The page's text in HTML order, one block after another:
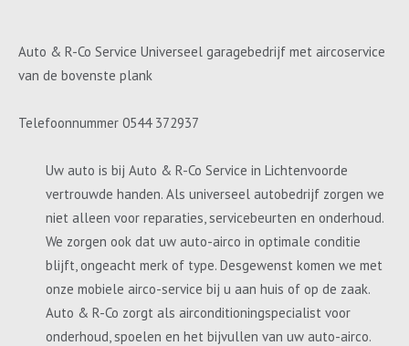
Auto & R-Co Service Universeel garagebedrijf met aircoservice
van de bovenste plank
Telefoonnummer 0544 372937
Uw auto is bij Auto & R-Co Service in Lichtenvoorde
vertrouwde handen. Als universeel autobedrijf zorgen we
niet alleen voor reparaties, servicebeurten en onderhoud.
We zorgen ook dat uw auto-airco in optimale conditie
blijft, ongeacht merk of type. Desgewenst komen we met
onze mobiele airco-service bij u aan huis of op de zaak.
Auto & R-Co zorgt als airconditioningspecialist voor
onderhoud, spoelen en het bijvullen van uw auto-airco.